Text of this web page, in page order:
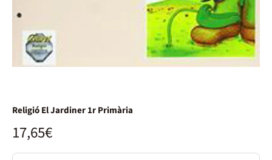
Religió El Jardiner 1r Primària
17,65€